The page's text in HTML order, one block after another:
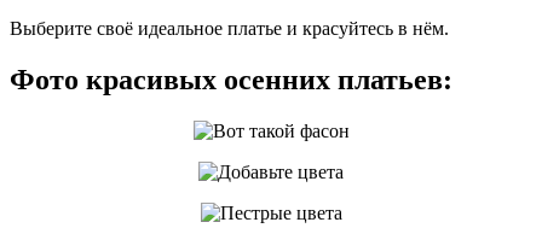
Выберите своё идеальное платье и красуйтесь в нём.
Фото красивых осенних платьев: